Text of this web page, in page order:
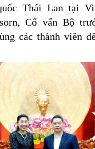
Thái Lan tại
Cố vấn Bộ
các thành viên